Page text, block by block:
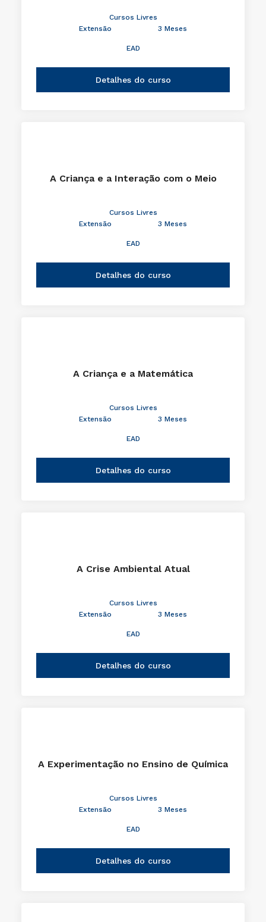
Cursos Livres
Extensão
3 Meses
EAD
Detalhes do curso
A Criança e a Interação com o Meio
Cursos Livres
Extensão
3 Meses
EAD
Detalhes do curso
A Criança e a Matemática
Cursos Livres
Extensão
3 Meses
EAD
Detalhes do curso
A Crise Ambiental Atual
Cursos Livres
Extensão
3 Meses
EAD
Detalhes do curso
A Experimentação no Ensino de Química
Cursos Livres
Extensão
3 Meses
EAD
Detalhes do curso